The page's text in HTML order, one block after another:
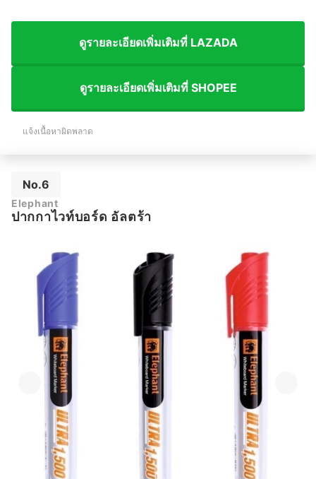
ดูรายละเอียดเพิ่มเติมที่ LAZADA
ดูรายละเอียดเพิ่มเติมที่ SHOPEE
แจ้งเนื้อหาผิดพลาด
No.6
Elephant
ปากกาไวท์บอร์ด อัลตร้า